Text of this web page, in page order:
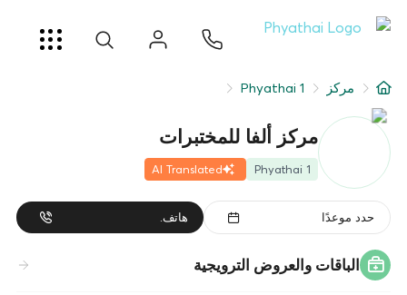
شرط
عن
فرع المستشفى
مركز Phyathai 1
مركز ألفا للمختبرات
Phyathai 1
AI Translated
حدد موعدًا هاتف.
الباقات والعروض الترويجية